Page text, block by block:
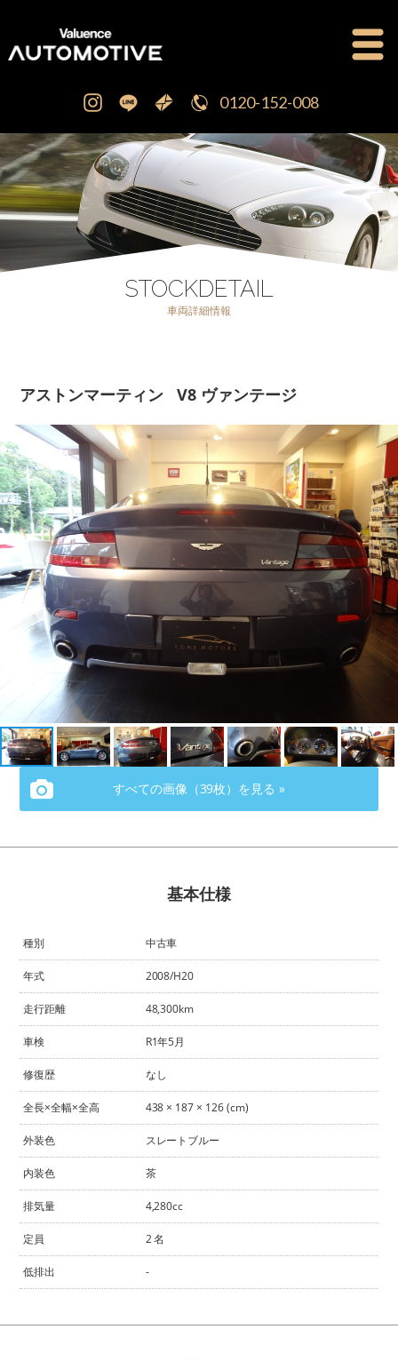
0120-152-008
公式ブログ OFFICIAL BLOG
新車・中古車販売 CAR SALES
注文販売 ORDER SALES
会社概要 COMPANY
お問い合わせ CONTACT
STOCKDETAIL
車両詳細情報
アストンマーティン V8 ヴァンテージ
すべての画像（39枚）を見る »
基本仕様
種別 中古車
年式 2008/H20
走行距離 48,300km
車検 R1年5月
修復歴 なし
全長×全幅×全高 438 × 187 × 126 (cm)
外装色 スレートブルー
内装色 茶
排気量 4,280cc
定員 2 名
低排出 -